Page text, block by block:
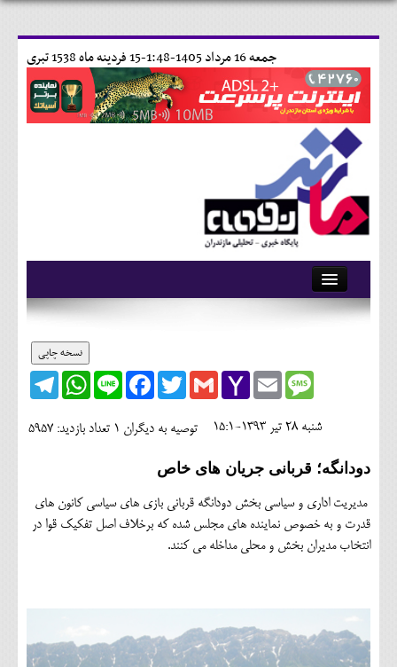
15 فردينه ماه 1538 تبری جمعه 16 مرداد 1405-1:48-
آرشیو
وبلاگ
حقوقی
محیط زیست و گردشگری
اقتصادی
نسخه چاپی
Telegram
WhatsApp Line
FacebookTwitterGmailYahoo
Mail
EmailMessage
تعداد بازدید: 5957 توصیه به دیگران 1 شنبه 28 تير 1393-15:1
دودانگه؛ قربانی جریان های خاص
مدیریت اداری و سیاسی بخش دودانگه قربانی بازی های سیاسی کانون های
قدرت و به خصوص نماینده های مجلس شده که برخلاف اصل تفکیک قوا در
انتخاب مدیران بخش و محلی مداخله می کنند.